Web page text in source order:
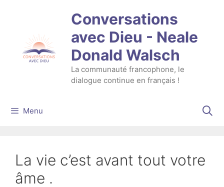
Conversations
avec Dieu - Neale
Donald Walsch
La communauté francophone, le
dialogue continue en français !
Menu
La vie c’est avant tout votre
âme .